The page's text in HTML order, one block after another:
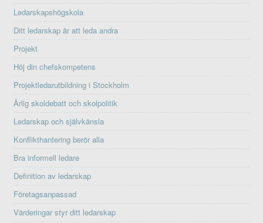
Ledarskapshögskola
Ditt ledarskap är att leda andra
Projekt
Höj din chefskompetens
Projektledarutbildning i Stockholm
Ärlig skoldebatt och skolpolitik
Ledarskap och självkänsla
Konflikthantering berör alla
Bra informell ledare
Definition av ledarskap
Företagsanpassad
Värderingar styr ditt ledarskap